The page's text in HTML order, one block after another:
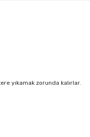
yıkamak zorunda kalırlar.